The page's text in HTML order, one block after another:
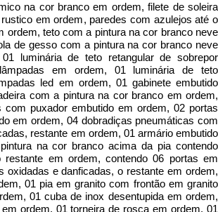
na cor branco em ordem, filete de soleira
em ordem, paredes com azulejos até o
ordem, teto com a pintura na cor branco neve
de gesso com a pintura na cor branco neve
luminária de teto retangular de sobrepor
em ordem, 01 luminária de teto
led em ordem, 01 gabinete embutido
com a pintura na cor branco em ordem,
com puxador embutido em ordem, 02 portas
em ordem, 04 dobradiças pneumáticas com
restante em ordem, 01 armário embutido
na cor branco acima da pia contendo
em ordem, contendo 06 portas em
oxidadas e danficadas, o restante em ordem,
01 pia em granito com frontão em granito
01 cuba de inox desentupida em ordem,
ordem, 01 torneira de rosca em ordem, 01